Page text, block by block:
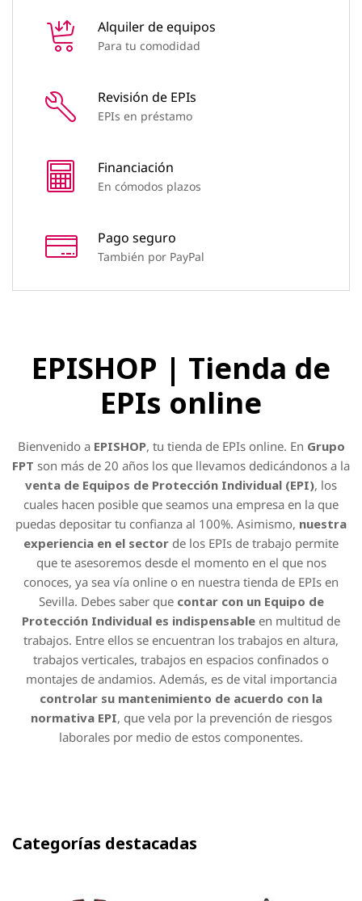
Alquiler de equipos
Para tu comodidad
Revisión de EPIs
EPIs en préstamo
Financiación
En cómodos plazos
Pago seguro
También por PayPal
EPISHOP | Tienda de
EPIs online
Bienvenido a EPISHOP, tu tienda de EPIs online. En Grupo
FPT son más de 20 años los que llevamos dedicándonos a la
venta de Equipos de Protección Individual (EPI), los
cuales hacen posible que seamos una empresa en la que
puedas depositar tu confianza al 100%. Asimismo, nuestra
experiencia en el sector de los EPIs de trabajo permite
que te asesoremos desde el momento en el que nos
conoces, ya sea vía online o en nuestra tienda de EPIs en
Sevilla. Debes saber que contar con un Equipo de
Protección Individual es indispensable en multitud de
trabajos. Entre ellos se encuentran los trabajos en altura,
trabajos verticales, trabajos en espacios confinados o
montajes de andamios. Además, es de vital importancia
controlar su mantenimiento de acuerdo con la
normativa EPI, que vela por la prevención de riesgos
laborales por medio de estos componentes.
Categorías destacadas